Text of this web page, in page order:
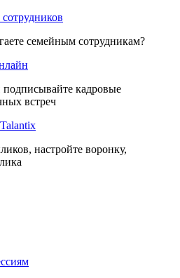
семейным сотрудникам?
подписывайте кадровые
встреч
настройте воронку,